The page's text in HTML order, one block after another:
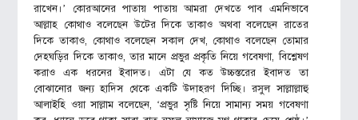
রাখেন।’ কোরআনের পাতায় পাতায় আমরা দেখতে পাব এমনিভাবে
আল্লাহ কোথাও বলেছেন উটের দিকে তাকাও অথবা বলেছেন রাতের
দিকে তাকাও, কোথাও বলেছেন সকাল দেখ, কোথাও বলেছেন তোমার
দেহঘড়ির দিকে তাকাও, তার মানে প্রভুর প্রকৃতি নিয়ে গবেষণা, বিশ্লেষণ
করাও এক ধরনের ইবাদত। এটা যে কত উচ্চস্তরের ইবাদত তা
বোঝানোর জন্য হাদিস থেকে একটি উদাহরণ দিচ্ছি। রসুল সাল্লাল্লাহু
আলাইহি ওয়া সাল্লাম বলেছেন, ‘প্রভুর সৃষ্টি নিয়ে সামান্য সময় গবেষণা